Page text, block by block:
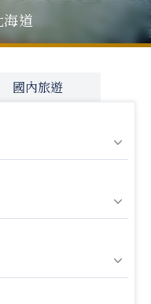
道
國內旅遊